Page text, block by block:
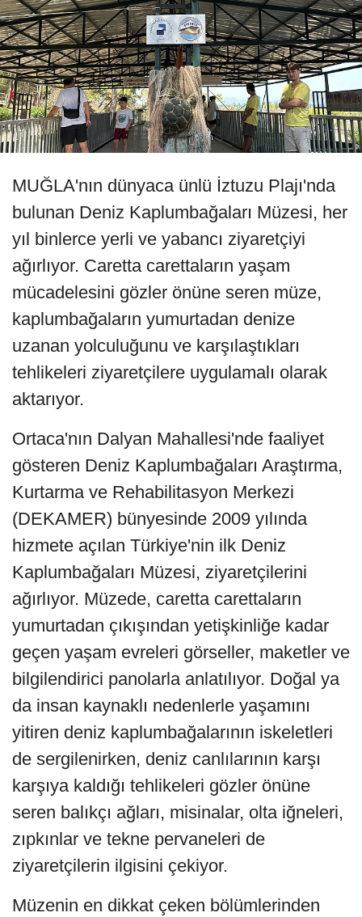
MUĞLA'nın dünyaca ünlü İztuzu Plajı'nda
bulunan Deniz Kaplumbağaları Müzesi, her
yıl binlerce yerli ve yabancı ziyaretçiyi
ağırlıyor. Caretta carettaların yaşam
mücadelesini gözler önüne seren müze,
kaplumbağaların yumurtadan denize
uzanan yolculuğunu ve karşılaştıkları
tehlikeleri ziyaretçilere uygulamalı olarak
aktarıyor.
Ortaca'nın Dalyan Mahallesi'nde faaliyet
gösteren Deniz Kaplumbağaları Araştırma,
Kurtarma ve Rehabilitasyon Merkezi
(DEKAMER) bünyesinde 2009 yılında
hizmete açılan Türkiye'nin ilk Deniz
Kaplumbağaları Müzesi, ziyaretçilerini
ağırlıyor. Müzede, caretta carettaların
yumurtadan çıkışından yetişkinliğe kadar
geçen yaşam evreleri görseller, maketler ve
bilgilendirici panolarla anlatılıyor. Doğal ya
da insan kaynaklı nedenlerle yaşamını
yitiren deniz kaplumbağalarının iskeletleri
de sergilenirken, deniz canlılarının karşı
karşıya kaldığı tehlikeleri gözler önüne
seren balıkçı ağları, misinalar, olta iğneleri,
zıpkınlar ve tekne pervaneleri de
ziyaretçilerin ilgisini çekiyor.
Müzenin en dikkat çeken bölümlerinden